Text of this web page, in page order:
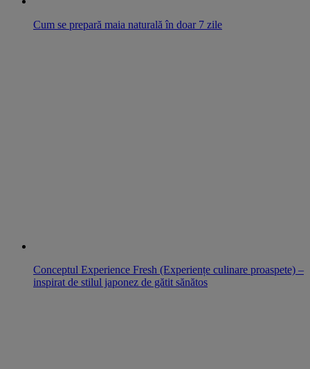
Cum se prepară maia naturală în doar 7 zile
Conceptul Experience Fresh (Experiențe culinare proaspete) –
inspirat de stilul japonez de gătit sănătos